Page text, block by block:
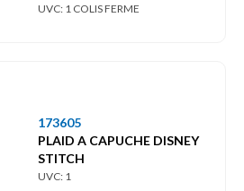
UVC: 1 COLIS FERME
173605
PLAID A CAPUCHE DISNEY
STITCH
UVC: 1